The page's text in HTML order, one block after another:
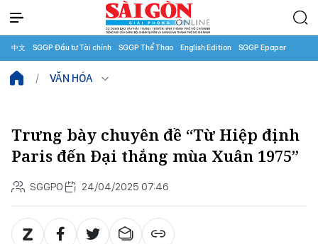
中文 SGGP Đầu tư Tài chính SGGP Thể Thao English Edition SGGP Epaper
VĂN HÓA
Trưng bày chuyên đề “Từ Hiệp định
Paris đến Đại thắng mùa Xuân 1975”
SGGPO 24/04/2025 07:46